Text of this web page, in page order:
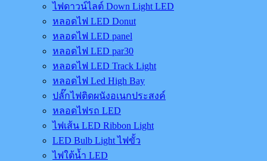
ไฟดาวน์ไลต์ Down Light LED
หลอดไฟ LED Donut
หลอดไฟ LED panel
หลอดไฟ LED par30
หลอดไฟ LED Track Light
หลอดไฟ Led High Bay
ปลั๊กไฟติดผนังอเนกประสงค์
หลอดไฟรถ LED
ไฟเส้น LED Ribbon Light
LED Bulb Light ไฟขั้ว
ไฟใต้น้ำ LED